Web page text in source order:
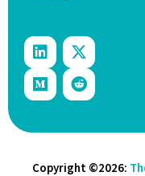
Copyright ©2026: